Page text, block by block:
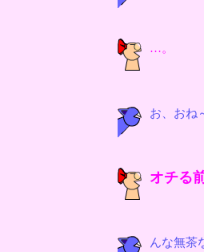
…。
お、おね
オチる
んな無茶